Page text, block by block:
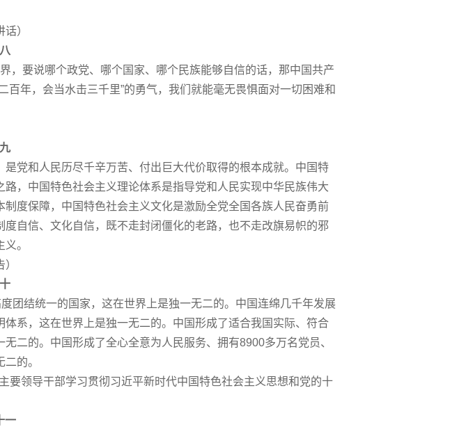
）
八
要说哪个政党、哪个国家、哪个民族能够自信的话，那中国共产
年，会当水击三千里”的勇气，我们就能毫无畏惧面对一切困难和
九
和人民历尽千辛万苦、付出巨大代价取得的根本成就。中国特
，中国特色社会主义理论体系是指导党和人民实现中华民族伟大
度保障，中国特色社会主义文化是激励全党全国各族人民奋勇前
自信、文化自信，既不走封闭僵化的老路，也不走改旗易帜的邪
。
十
结统一的国家，这在世界上是独一无二的。中国连绵几千年发展
系，这在世界上是独一无二的。中国形成了适合我国实际、符合
二的。中国形成了全心全意为人民服务、拥有8900多万名党员、
的。
领导干部学习贯彻习近平新时代中国特色社会主义思想和党的十
一